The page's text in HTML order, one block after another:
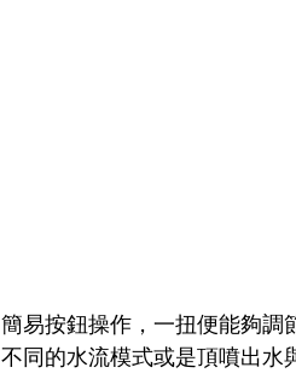
簡易按鈕操作，一扭便能夠調
不同的水流模式或是頂噴出水